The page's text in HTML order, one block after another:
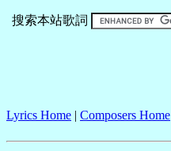
搜索本站歌詞
Lyrics Home | Composers Home